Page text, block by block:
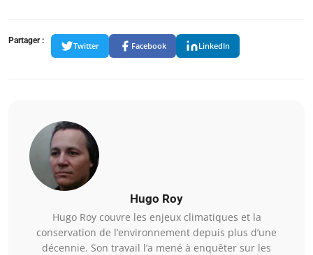
Partager :
Twitter Facebook LinkedIn
Hugo Roy
Hugo Roy couvre les enjeux climatiques et la
conservation de l’environnement depuis plus d’une
décennie. Son travail l’a mené à enquêter sur les